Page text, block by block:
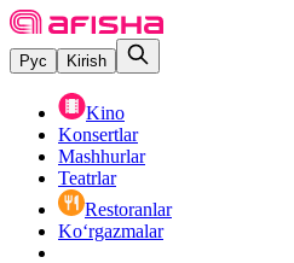
Рус Kirish
Kino
Konsertlar
Mashhurlar
Teatrlar
Restoranlar
Ko‘rgazmalar